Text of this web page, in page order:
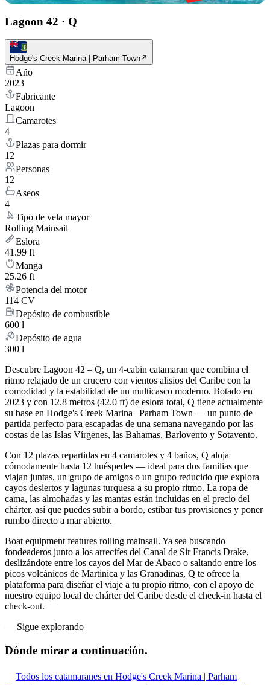
Lagoon 42 · Q
Hodge's Creek Marina | Parham Town
Año
2023
Fabricante
Lagoon
Camarotes
4
Plazas para dormir
12
Personas
12
Aseos
4
Tipo de vela mayor
Rolling Mainsail
Eslora
41.99 ft
Manga
25.26 ft
Potencia del motor
114 CV
Depósito de combustible
600 l
Depósito de agua
300 l
Descubre Lagoon 42 – Q, un 4-cabin catamaran que combina el
ritmo relajado de un crucero con vientos alisios del Caribe con la
comodidad y la estabilidad de un multicasco moderno. Botado en
2023 y con 12.8 metros (42.0 ft) de eslora total, Q tiene actualmente
su base en Hodge's Creek Marina | Parham Town — un punto de
partida perfecto para escapadas de una semana navegando por las
costas de las Islas Vírgenes, las Bahamas, Barlovento y Sotavento.
Con 12 plazas repartidas en 4 camarotes y 4 baños, Q aloja
cómodamente hasta 12 huéspedes — ideal para dos familias que
viajan juntas, un grupo de amigos o un grupo reducido que explora
cayos desiertos y lagunas turquesa a su propio ritmo. La ropa de
cama, las almohadas y las mantas están incluidas en el precio del
chárter, así que puedes subir a bordo, estibar tus provisiones y poner
rumbo directo a mar abierto.
Boat equipment features rolling mainsail. Ya sea buscando
fondeaderos junto a los arrecifes del Canal de Sir Francis Drake,
deslizándote entre los cayos del Mar de Abaco o saltando entre los
picos volcánicos de Martinica y las Granadinas, Q te ofrece la
plataforma para diseñar el viaje a tu propio ritmo, con el apoyo de
nuestro equipo local de chárter del Caribe desde el check-in hasta el
check-out.
— Sigue explorando
Dónde mirar a continuación.
Todos los catamaranes en Hodge's Creek Marina | Parham